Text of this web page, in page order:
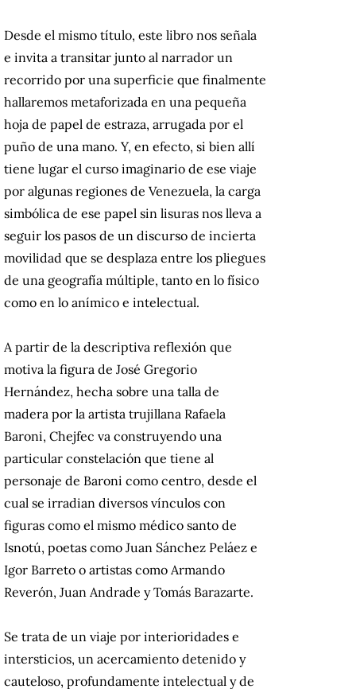
Desde el mismo título, este libro nos señala
e invita a transitar junto al narrador un
recorrido por una superficie que finalmente
hallaremos metaforizada en una pequeña
hoja de papel de estraza, arrugada por el
puño de una mano. Y, en efecto, si bien allí
tiene lugar el curso imaginario de ese viaje
por algunas regiones de Venezuela, la carga
simbólica de ese papel sin lisuras nos lleva a
seguir los pasos de un discurso de incierta
movilidad que se desplaza entre los pliegues
de una geografía múltiple, tanto en lo físico
como en lo anímico e intelectual.
A partir de la descriptiva reflexión que
motiva la figura de José Gregorio
Hernández, hecha sobre una talla de
madera por la artista trujillana Rafaela
Baroni, Chejfec va construyendo una
particular constelación que tiene al
personaje de Baroni como centro, desde el
cual se irradian diversos vínculos con
figuras como el mismo médico santo de
Isnotú, poetas como Juan Sánchez Peláez e
Igor Barreto o artistas como Armando
Reverón, Juan Andrade y Tomás Barazarte.
Se trata de un viaje por interioridades e
intersticios, un acercamiento detenido y
cauteloso, profundamente intelectual y de